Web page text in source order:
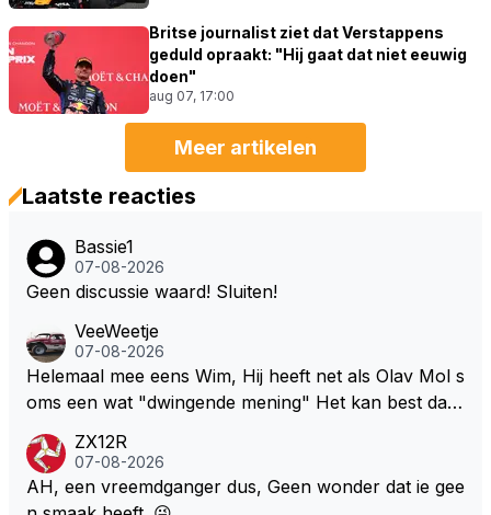
Britse journalist ziet dat Verstappens
geduld opraakt: "Hij gaat dat niet eeuwig
doen"
aug 07, 17:00
Meer artikelen
Laatste reacties
Bassie1
07-08-2026
Geen discussie waard! Sluiten!
VeeWeetje
07-08-2026
Helemaal mee eens Wim, Hij heeft net als Olav Mol s
oms een wat "dwingende mening" Het kan best dat
l bij Windsor op te roepen. Maar in een tijd zonder r
aces zijn dit leuke berichtjes
ZX12R
07-08-2026
AH, een vreemdganger dus, Geen wonder dat ie gee